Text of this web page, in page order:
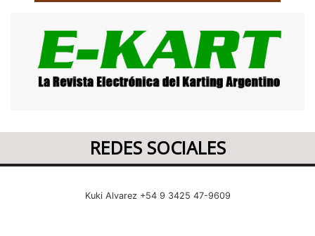
REDES SOCIALES
Kuki Alvarez +54 9 3425 47-9609